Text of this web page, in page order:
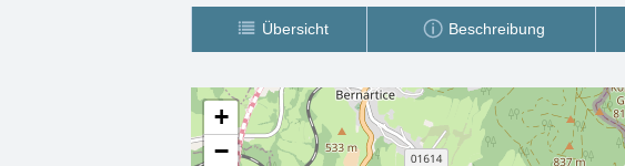
Übersicht Beschreibung
+
−